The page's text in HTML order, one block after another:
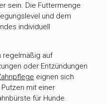
sein. Die Futtermenge
und dem
individuell
regelmäßig auf
oder Entzündungen
eignen sich
mit einer
für Hunde.